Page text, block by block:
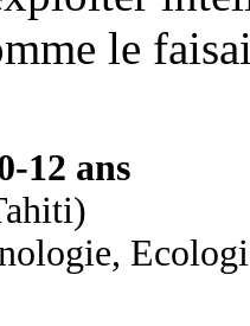
le
12 ans